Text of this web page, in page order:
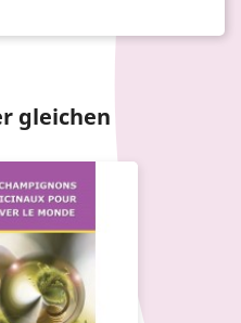
gleichen